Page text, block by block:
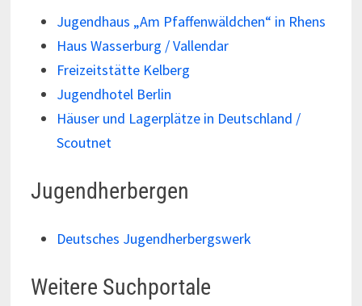
Jugendhaus „Am Pfaffenwäldchen“ in Rhens
Haus Wasserburg / Vallendar
Freizeitstätte Kelberg
Jugendhotel Berlin
Häuser und Lagerplätze in Deutschland /
Scoutnet
Jugendherbergen
Deutsches Jugendherbergswerk
Weitere Suchportale